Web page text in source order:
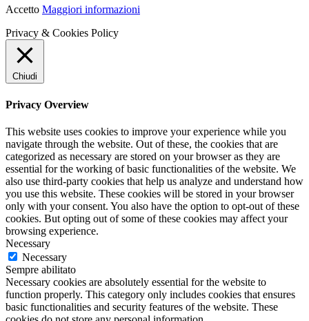
Accetto Maggiori informazioni
Privacy & Cookies Policy
Chiudi
Privacy Overview
This website uses cookies to improve your experience while you
navigate through the website. Out of these, the cookies that are
categorized as necessary are stored on your browser as they are
essential for the working of basic functionalities of the website. We
also use third-party cookies that help us analyze and understand how
you use this website. These cookies will be stored in your browser
only with your consent. You also have the option to opt-out of these
cookies. But opting out of some of these cookies may affect your
browsing experience.
Necessary
Necessary
Sempre abilitato
Necessary cookies are absolutely essential for the website to
function properly. This category only includes cookies that ensures
basic functionalities and security features of the website. These